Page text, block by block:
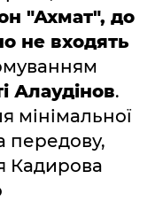
"Ахмат", до
не входять
Алаудінов.
мінімальної
передову,
Кадирова